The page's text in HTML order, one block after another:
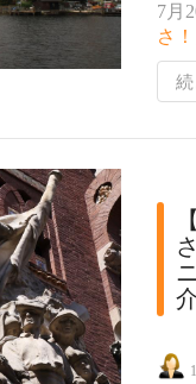
7月
さ！